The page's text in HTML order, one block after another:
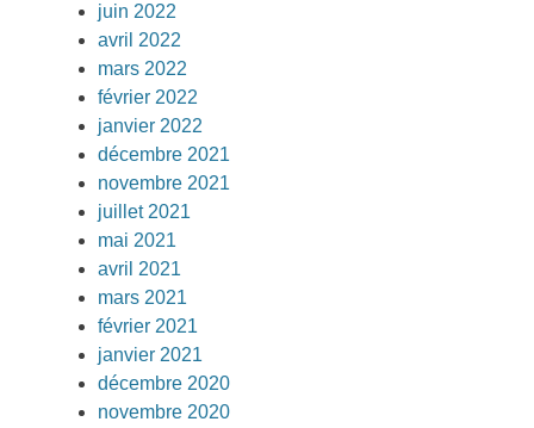
juin 2022
avril 2022
mars 2022
février 2022
janvier 2022
décembre 2021
novembre 2021
juillet 2021
mai 2021
avril 2021
mars 2021
février 2021
janvier 2021
décembre 2020
novembre 2020